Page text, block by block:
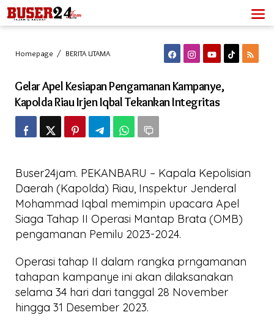
Lewati
ke
konten
Homepage / BERITA UTAMAGelar
Pengamanan
Kampanye,
Kapolda
Riau
Irjen
Iqbal
Gelar Apel Kesiapan Pengamanan Kampanye,
Kapolda Riau Irjen Iqbal Tekankan Integritas
Buser24jam. PEKANBARU – Kapala Kepolisian
Daerah (Kapolda) Riau, Inspektur Jenderal
Mohammad Iqbal memimpin upacara Apel
Siaga Tahap II Operasi Mantap Brata (OMB)
pengamanan Pemilu 2023-2024.
Operasi tahap II dalam rangka prngamanan
tahapan kampanye ini akan dilaksanakan
selama 34 hari dari tanggal 28 November
hingga 31 Desember 2023.